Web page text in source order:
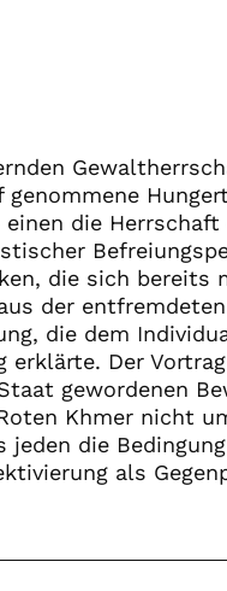
einen die
die sich bereits
der
die dem
erklärte. Der
gewordenen
Khmer nicht
jeden die
als